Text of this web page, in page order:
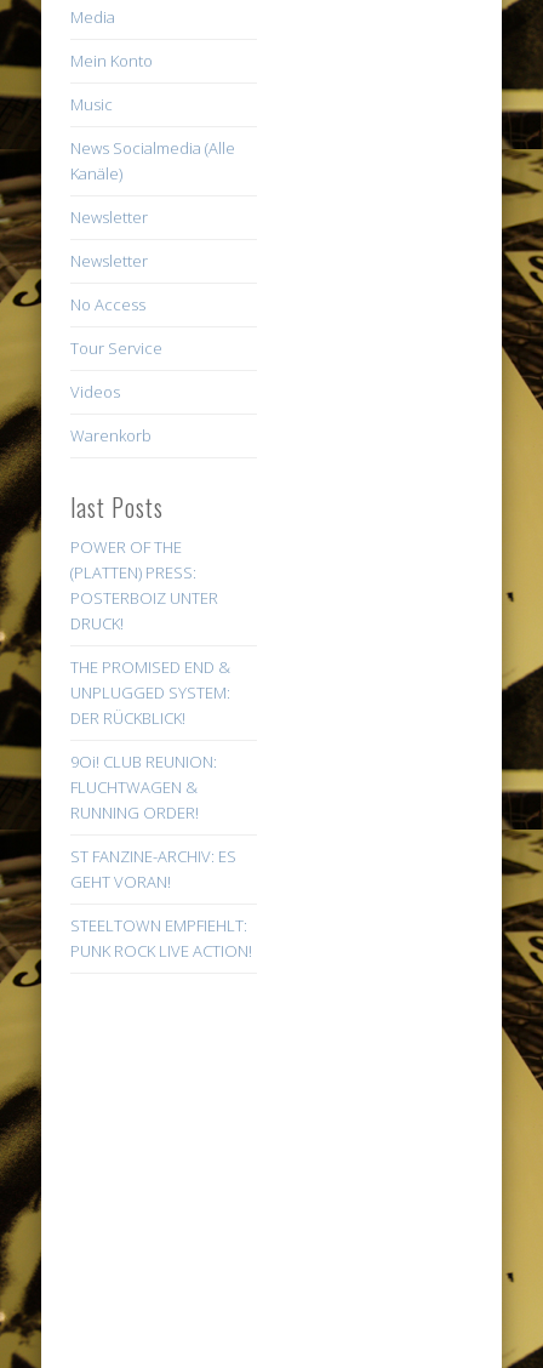
Media
Mein Konto
Music
News Socialmedia (Alle
Kanäle)
Newsletter
Newsletter
No Access
Tour Service
Videos
Warenkorb
last Posts
POWER OF THE
(PLATTEN) PRESS:
POSTERBOIZ UNTER
DRUCK!
THE PROMISED END &
UNPLUGGED SYSTEM:
DER RÜCKBLICK!
9Oi! CLUB REUNION:
FLUCHTWAGEN &
RUNNING ORDER!
ST FANZINE-ARCHIV: ES
GEHT VORAN!
STEELTOWN EMPFIEHLT:
PUNK ROCK LIVE ACTION!